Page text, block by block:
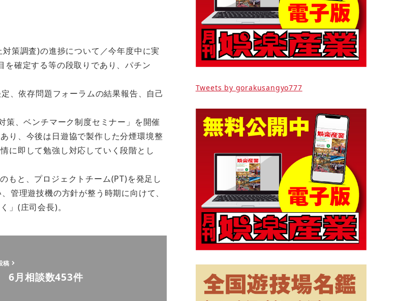
策調査)の進捗について／今年度中に実
確定する等の段取りであり、パチン
、依存問題フォーラムの結果報告、自己
、ベンチマーク制度セミナー」を開催
り、今後は日遊協で製作した分煙環境整
に即して勉強し対応していく段階とし
もと、プロジェクトチーム(PT)を発足し
管理遊技機の方針が整う時期に向けて、
」(庄司会長)。
稿
6月相談数453件
Tweets by gorakusangyo777